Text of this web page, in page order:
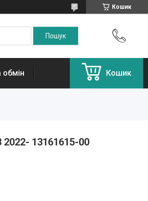
Кошик
обмін Кошик
2022- 13161615-00